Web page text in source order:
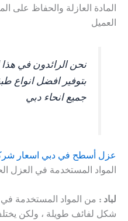
المادة العازلة والحفاظ على
العميل
نحن الرائدون في
بتوفير افضل انواع
جميع انحاء دبي
عزل أسطح في دبي اسعار
المواد المستخدمة في العزل
لباد : من المواد المستخدمة في
شكل لفائف طويلة ، ولكن